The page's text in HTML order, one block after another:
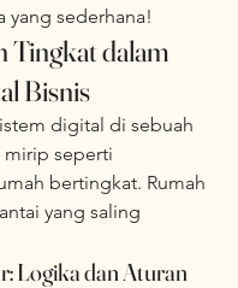
yang sederhana!
Tingkat dalam
Bisnis
digital di sebuah
mirip seperti
bertingkat. Rumah
yang saling
Logika dan Aturan